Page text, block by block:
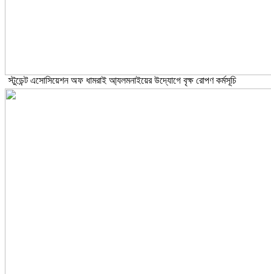
স্টুডেন্ট এসোসিয়েশন অফ ধামরাই আ্যলমনাইয়ের উদ্যোগে বৃক্ষ রোপণ কর্মসূচি